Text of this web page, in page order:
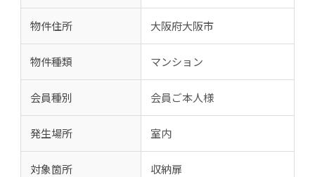
物件住所 大阪府大阪市
物件種類 マンション
会員種別 会員ご本人様
発生場所 室内
対象箇所 収納扉